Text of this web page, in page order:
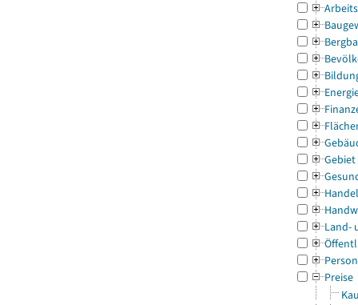
Gebiet
Land-
Preise